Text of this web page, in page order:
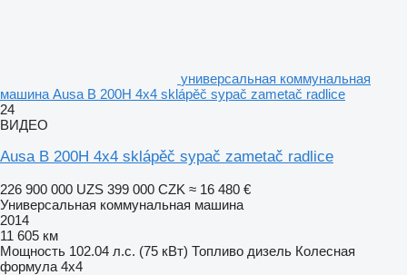
универсальная коммунальная
машина Ausa B 200H 4x4 sklápěč sypač zametač radlice
24
ВИДЕО
Ausa B 200H 4x4 sklápěč sypač zametač radlice
226 900 000 UZS 399 000 CZK ≈ 16 480 €
Универсальная коммунальная машина
2014
11 605 км
Мощность 102.04 л.с. (75 кВт) Топливо дизель Колесная
формула 4x4